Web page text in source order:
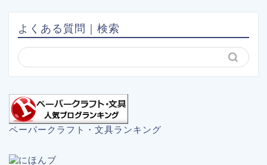
よくある質問｜検索
ペーパークラフト・文具ランキング